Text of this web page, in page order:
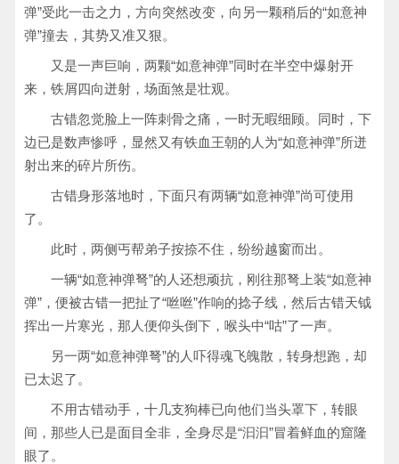
弹”受此一击之力，方向突然改变，向另一颗稍后的“如意神
弹”撞去，其势又准又狠。
又是一声巨响，两颗“如意神弹”同时在半空中爆射开
来，铁屑四向迸射，场面煞是壮观。
古错忽觉脸上一阵刺骨之痛，一时无暇细顾。同时，下
边已是数声惨呼，显然又有铁血王朝的人为“如意神弹”所迸
射出来的碎片所伤。
古错身形落地时，下面只有两辆“如意神弹”尚可使用
了。
此时，两侧丐帮弟子按捺不住，纷纷越窗而出。
一辆“如意神弹弩”的人还想顽抗，刚往那弩上装“如意神
弹”，便被古错一把扯了“咝咝”作响的捻子线，然后古错天钺
挥出一片寒光，那人便仰头倒下，喉头中“咕”了一声。
另一两“如意神弹弩”的人吓得魂飞魄散，转身想跑，却
已太迟了。
不用古错动手，十几支狗棒已向他们当头罩下，转眼
间，那些人已是面目全非，全身尽是“汩汩”冒着鲜血的窟隆
眼了。